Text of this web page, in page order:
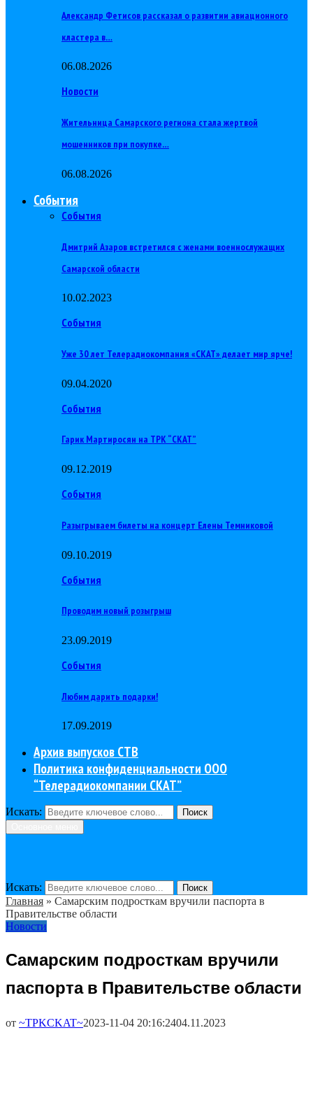
Александр Фетисов рассказал о развитии авиационного
кластера в…
06.08.2026
Новости
Жительница Самарского региона стала жертвой
мошенников при покупке…
06.08.2026
События
События
Дмитрий Азаров встретился с женами военнослужащих
Самарской области
10.02.2023
События
Уже 30 лет Телерадиокомпания «СКАТ» делает мир ярче!
09.04.2020
События
Гарик Мартиросян на ТРК “СКАТ”
09.12.2019
События
Разыгрываем билеты на концерт Елены Темниковой
09.10.2019
События
Проводим новый розыгрыш
23.09.2019
События
Любим дарить подарки!
17.09.2019
Архив выпусков СТВ
Политика конфиденциальности ООО
“Телерадиокомпании СКАТ”
Искать:
Поиск
Искать: Поиск
Главная » Самарским подросткам вручили паспорта в
Правительстве области
Новости
Самарским подросткам вручили
паспорта в Правительстве области
от ~TPKCKAT~2023-11-04 20:16:2404.11.2023